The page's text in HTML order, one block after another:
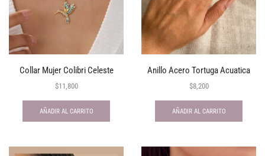
Collar Mujer Colibri Celeste
$11,800
AÑADIR AL CARRITO
Anillo Acero Tortuga Acuatica
$8,200
AÑADIR AL CARRITO